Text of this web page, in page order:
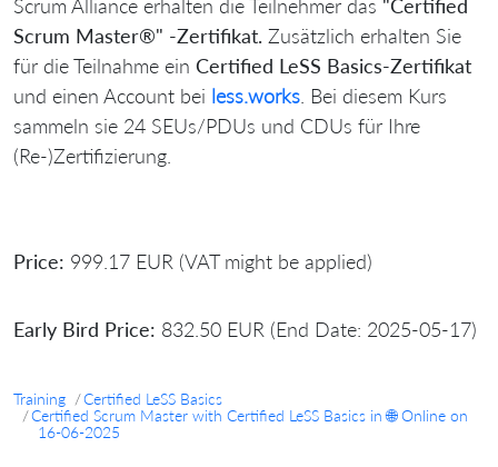
Scrum Alliance erhalten die Teilnehmer das "Certified
Scrum Master®" -Zertifikat. Zusätzlich erhalten Sie
für die Teilnahme ein Certified LeSS Basics-Zertifikat
und einen Account bei less.works . Bei diesem Kurs
sammeln sie 24 SEUs/PDUs und CDUs für Ihre
(Re-)Zertifizierung.
Price: 999.17 EUR (VAT might be applied)
Early Bird Price: 832.50 EUR (End Date: 2025-05-17)
Training
Certified LeSS Basics
Certified Scrum Master with Certified LeSS Basics in 🌐 Online on
16-06-2025